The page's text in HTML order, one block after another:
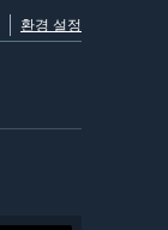
환경 설정